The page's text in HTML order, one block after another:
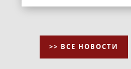
>> ВСЕ НОВОСТИ